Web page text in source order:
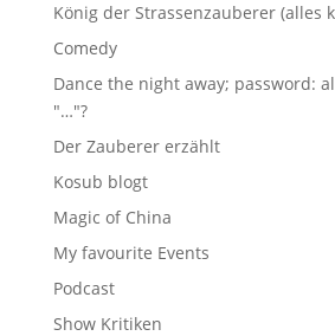
König der Strassenzauberer (alles
Comedy
Dance the night away; password:
"…"?
Der Zauberer erzählt
Kosub blogt
Magic of China
My favourite Events
Podcast
Show Kritiken